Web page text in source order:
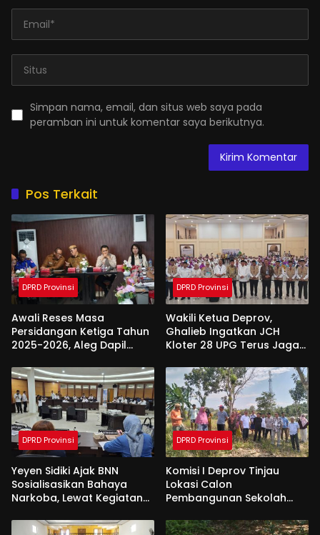
Simpan nama, email, dan situs web saya pada
peramban ini untuk komentar saya berikutnya.
Pos Terkait
DPRD Provinsi
Awali Reses Masa
Persidangan Ketiga Tahun
2025-2026, Aleg Dapil
Apresiasi Dari Pemda
DPRD Provinsi
Wakili Ketua Deprov,
Ghalieb Ingatkan JCH
Kloter 28 UPG Terus Jaga
Tanah Suci
DPRD Provinsi
Yeyen Sidiki Ajak BNN
Sosialisasikan Bahaya
Narkoba, Lewat Kegiatan
DPRD Provinsi
Komisi I Deprov Tinjau
Lokasi Calon
Pembangunan Sekolah